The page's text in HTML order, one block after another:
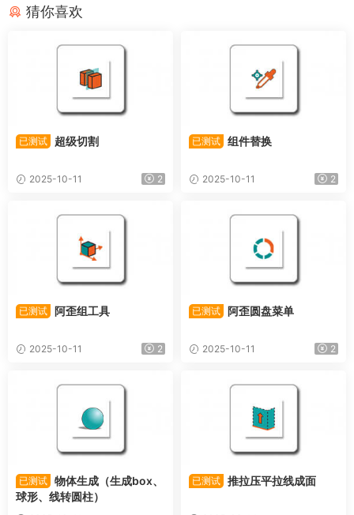
猜你喜欢
已测试 超级切割
2025-10-11 2
已测试 组件替换
2025-10-11 2
已测试 阿歪组工具
2025-10-11 2
已测试 阿歪圆盘菜单
2025-10-11 2
已测试 物体生成（生成box、
球形、线转圆柱）
已测试 推拉压平拉线成面